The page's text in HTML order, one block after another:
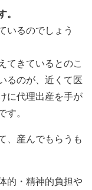
いるのでしょう
てきているとのこ
るのが、近くて医
に代理出産を手が
。
、産んでもらうも
的・精神的負担や